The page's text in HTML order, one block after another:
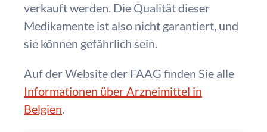
verkauft werden. Die Qualität dieser
Medikamente ist also nicht garantiert, und
sie können gefährlich sein.
Auf der Website der FAAG finden Sie alle
Informationen über Arzneimittel in
Belgien.